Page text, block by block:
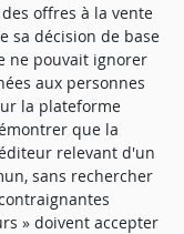
offres à la vente
sa décision de base
ne pouvait ignorer
aux personnes
la plateforme
que la
relevant d'un
sans rechercher
» doivent accepter